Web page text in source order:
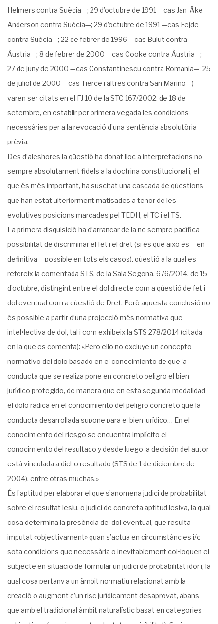
Helmers contra Suècia—; 29 d’octubre de 1991 —cas Jan-Äke
Anderson contra Suècia—; 29 d’octubre de 1991 —cas Fejde
contra Suècia—; 22 de febrer de 1996 —cas Bulut contra
Àustria—; 8 de febrer de 2000 —cas Cooke contra Àustria—;
27 de juny de 2000 —cas Constantinescu contra Romania—; 25
de juliol de 2000 —cas Tierce i altres contra San Marino—)
varen ser citats en el FJ 10 de la STC 167/2002, de 18 de
setembre, en establir per primera vegada les condicions
necessàries per a la revocació d’una sentència absolutòria
prèvia.
Des d’aleshores la qüestió ha donat lloc a interpretacions no
sempre absolutament fidels a la doctrina constitucional i, el
que és més important, ha suscitat una cascada de qüestions
que han estat ulteriorment matisades a tenor de les
evolutives posicions marcades pel TEDH, el TC i el TS.
La primera disquisició ha d’arrancar de la no sempre pacífica
possibilitat de discriminar el fet i el dret (si és que això és —en
definitiva— possible en tots els casos), qüestió a la qual es
refereix la comentada STS, de la Sala Segona, 676/2014, de 15
d’octubre, distingint entre el dol directe com a qüestió de fet i
dol eventual com a qüestió de Dret. Però aquesta conclusió no
és possible a partir d’una projecció més normativa que
intel•lectiva de dol, tal i com exhibeix la STS 278/2014 (citada
en la que es comenta): «Pero ello no excluye un concepto
normativo del dolo basado en el conocimiento de que la
conducta que se realiza pone en concreto peligro el bien
jurídico protegido, de manera que en esta segunda modalidad
el dolo radica en el conocimiento del peligro concreto que la
conducta desarrollada supone para el bien jurídico… En el
conocimiento del riesgo se encuentra implícito el
conocimiento del resultado y desde luego la decisión del autor
está vinculada a dicho resultado (STS de 1 de diciembre de
2004), entre otras muchas.»
És l’aptitud per elaborar el que s’anomena judici de probabilitat
sobre el resultat lesiu, o judici de concreta aptitud lesiva, la qual
cosa determina la presència del dol eventual, que resulta
imputat «objectivament» quan s’actua en circumstàncies i/o
sota condicions que necessària o inevitablement col•loquen el
subjecte en situació de formular un judici de probabilitat idoni, la
qual cosa pertany a un àmbit normatiu relacionat amb la
creació o augment d’un risc jurídicament desaprovat, abans
que amb el tradicional àmbit naturalístic basat en categories